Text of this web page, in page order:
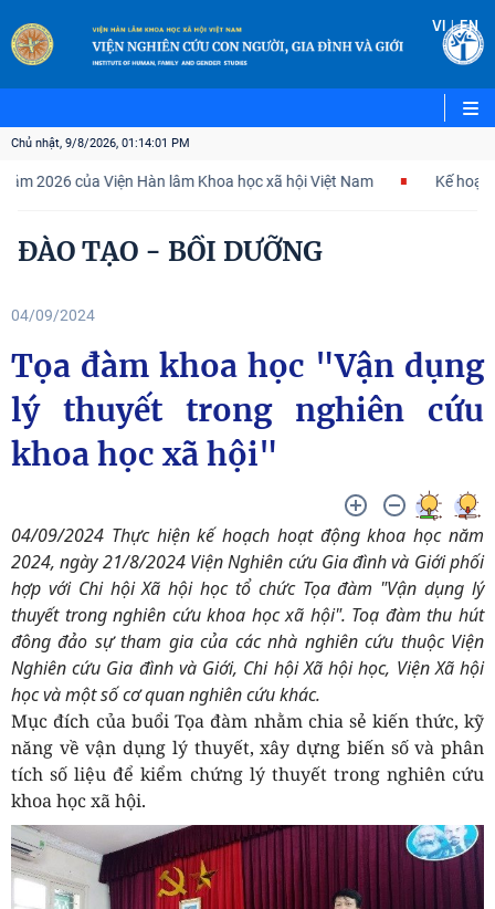
VI |EN
Chủ nhật, 9/8/2026, 01:14:02 PM
Viện Hàn lâm Khoa học xã hội Việt Nam Kế hoạch hành
ĐÀO TẠO - BỒI DƯỠNG
04/09/2024
Tọa đàm khoa học "Vận dụng
lý thuyết trong nghiên cứu
khoa học xã hội"
04/09/2024 Thực hiện kế hoạch hoạt động khoa học năm
2024, ngày 21/8/2024 Viện Nghiên cứu Gia đình và Giới phối
hợp với Chi hội Xã hội học tổ chức Tọa đàm "Vận dụng lý
thuyết trong nghiên cứu khoa học xã hội". Toạ đàm thu hút
đông đảo sự tham gia của các nhà nghiên cứu thuộc Viện
Nghiên cứu Gia đình và Giới, Chi hội Xã hội học, Viện Xã hội
học và một số cơ quan nghiên cứu khác.
Mục đích của buổi Tọa đàm nhằm chia sẻ kiến thức, kỹ
năng về vận dụng lý thuyết, xây dựng biến số và phân
tích số liệu để kiểm chứng lý thuyết trong nghiên cứu
khoa học xã hội.